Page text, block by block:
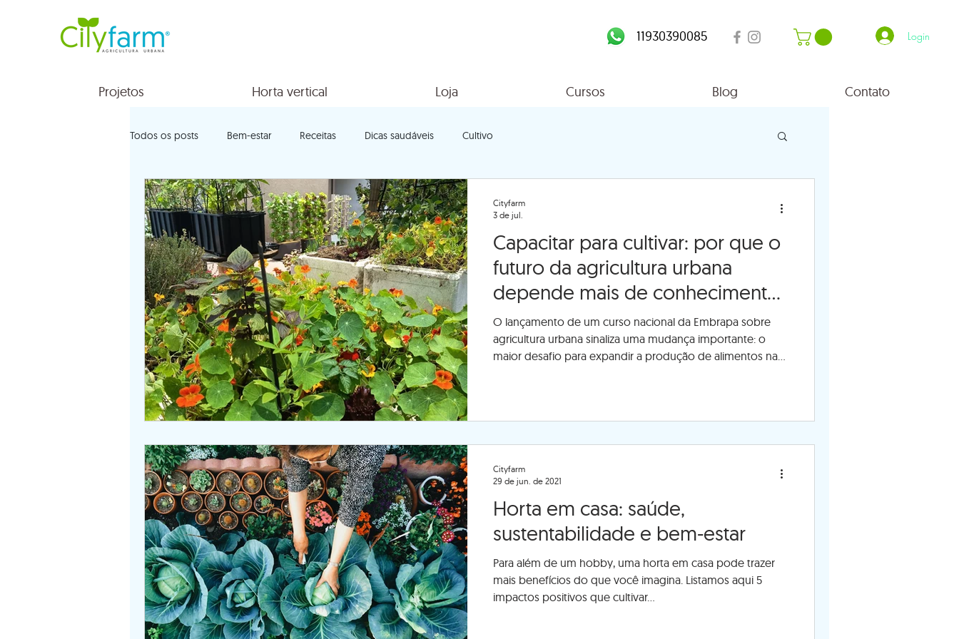
11930390085 Login
Projetos Horta vertical Loja Cursos Blog Contato
Todos os posts Bem-estar Receitas Dicas saudáveis Cultivo
Capacitar para cultivar: por que o
futuro da agricultura urbana
depende mais de conhecimento
do que de tecnologia
O lançamento de um curso nacional da Embrapa sobre
agricultura urbana sinaliza uma mudança importante: o
maior desafio para expandir a produção de alimentos nas
Cityfarm
3 de jul.
Horta em casa: saúde,
sustentabilidade e bem-estar
Para além de um hobby, uma horta em casa pode trazer
mais benefícios do que você imagina. Listamos aqui 5
impactos positivos que cultivar...
Cityfarm
29 de jun. de 2021